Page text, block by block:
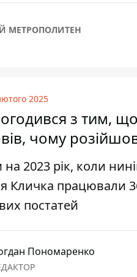
МЕТРОПОЛИТЕН
2025
з тим,
чому
2023 рік, коли
Кличка працювали
постатей
Пономаренко